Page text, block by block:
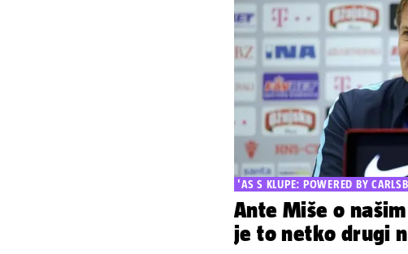
'AS S KLUPE: POWERED BY
Ante Miše o
je to netko drugi